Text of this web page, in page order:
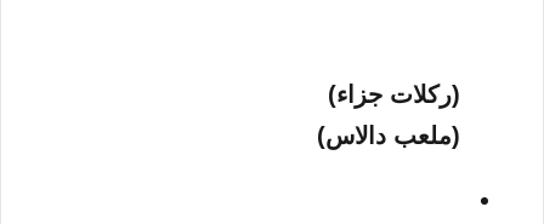
(ركلات جزاء)
(ملعب دالاس)